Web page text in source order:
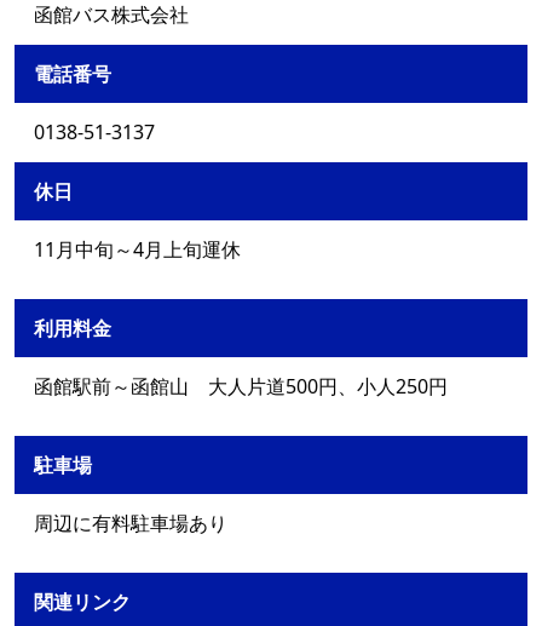
函館バス株式会社
電話番号
0138-51-3137
休日
11月中旬～4月上旬運休
利用料金
函館駅前～函館山 大人片道500円、小人250円
駐車場
周辺に有料駐車場あり
関連リンク